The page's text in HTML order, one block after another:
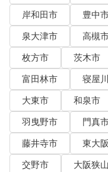
岸和田市
豊中
泉大津市
高槻
枚方市
茨木市
富田林市
寝屋
大東市
和泉市
羽曳野市
門真
藤井寺市
東大
交野市
大阪狭